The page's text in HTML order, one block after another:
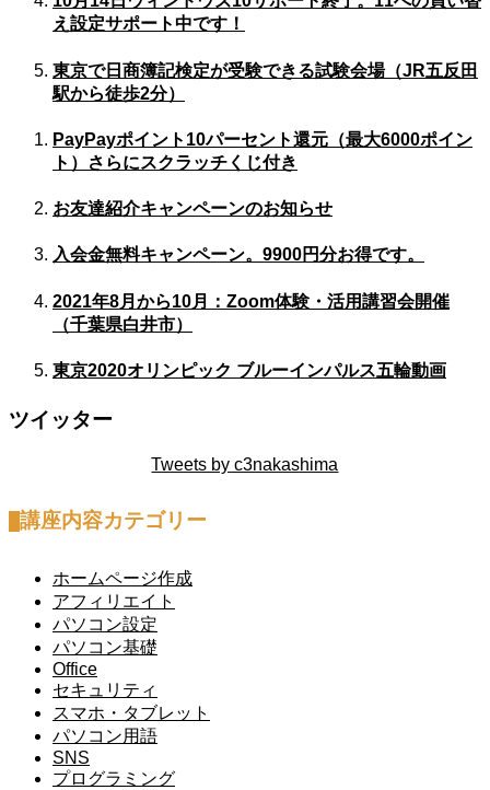
え設定サポート中です！
東京で日商簿記検定が受験できる試験会場（JR五反田
駅から徒歩2分）
PayPayポイント10パーセント還元（最大6000ポイン
ト）さらにスクラッチくじ付き
お友達紹介キャンペーンのお知らせ
入会金無料キャンペーン。9900円分お得です。
2021年8月から10月：Zoom体験・活用講習会開催
（千葉県白井市）
東京2020オリンピック ブルーインパルス五輪動画
ツイッター
Tweets by c3nakashima
講座内容カテゴリー
ホームページ作成
アフィリエイト
パソコン設定
パソコン基礎
Office
セキュリティ
スマホ・タブレット
パソコン用語
SNS
プログラミング